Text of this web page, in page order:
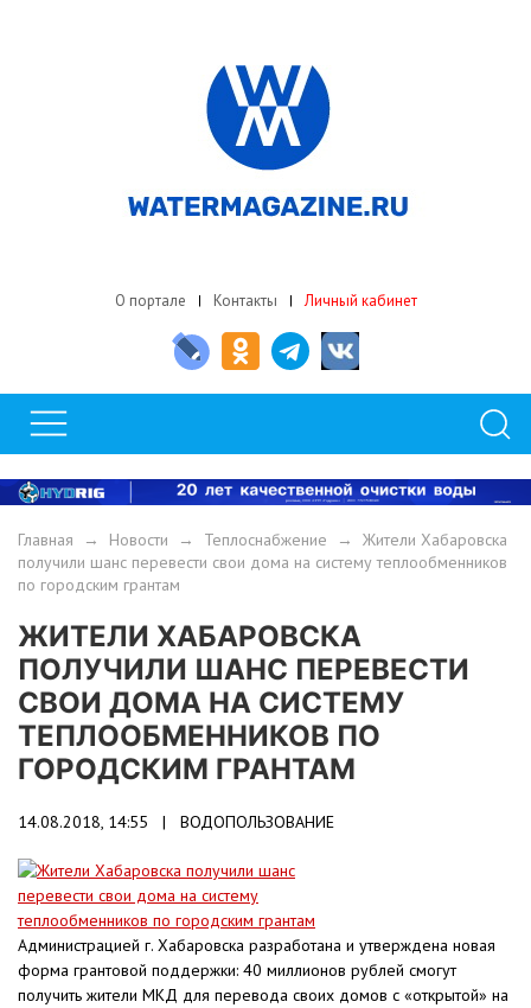
О портале Контакты Личный кабинет
Главная → Новости → Теплоснабжение → Жители Хабаровска
получили шанс перевести свои дома на систему теплообменников
по городским грантам
ЖИТЕЛИ ХАБАРОВСКА
ПОЛУЧИЛИ ШАНС ПЕРЕВЕСТИ
СВОИ ДОМА НА СИСТЕМУ
ТЕПЛООБМЕННИКОВ ПО
ГОРОДСКИМ ГРАНТАМ
14.08.2018, 14:55 | ВОДОПОЛЬЗОВАНИЕ
Администрацией г. Хабаровска разработана и утверждена новая
форма грантовой поддержки: 40 миллионов рублей смогут
получить жители МКД для перевода своих домов с «открытой» на